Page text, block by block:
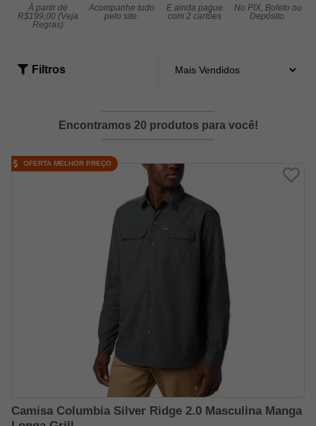
À partir de
R$199,00 (Veja
Regras)
Acompanhe tudo
pelo site.
E ainda pague
com 2 cartões
No PIX, Boleto ou
Depósito.
Filtros
Encontramos 20 produtos para você!
Camisa Columbia Silver Ridge 2.0 Masculina Manga
OFERTA MELHOR PREÇO